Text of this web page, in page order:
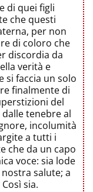
di quei figli
che questi
per non
di coloro che
discordia da
verità e
si faccia un solo
finalmente di
del
tenebre al
incolumità
a tutti i
che da un capo
voce: sia lode
salute; a
sia.